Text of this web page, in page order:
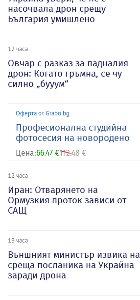
насочвала дрон срещу
България умишлено
12 часа
Овчар с разказ за падналия
дрон: Когато гръмна, се чу
силно „бууум“
Оферта от Grabo.bg
Професионална студийна
фотосесия на новородено
Цена:66.47 €112.48 €
12 часа
Иран: Отварянето на
Ормузкия проток зависи от
САЩ
13 часа
Външният министър извика на
среща посланика на Украйна
заради дрона